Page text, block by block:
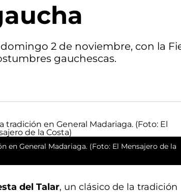
2 de noviembre, con la
gauchescas.
en General Madariaga. (Foto: El Mensajero de la
del Talar, un clásico de la tradición